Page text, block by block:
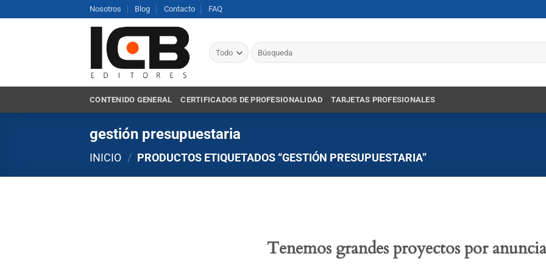
al
Nosotros Blog Contacto FAQ
Buscar
por:
CONTENIDO GENERAL CERTIFICADOS DE PROFESIONALIDAD TARJETAS PROFESIONALES
gestión presupuestaria
INICIO / PRODUCTOS ETIQUETADOS “GESTIÓN PRESUPUESTARIA”
Tenemos grandes proyectos por